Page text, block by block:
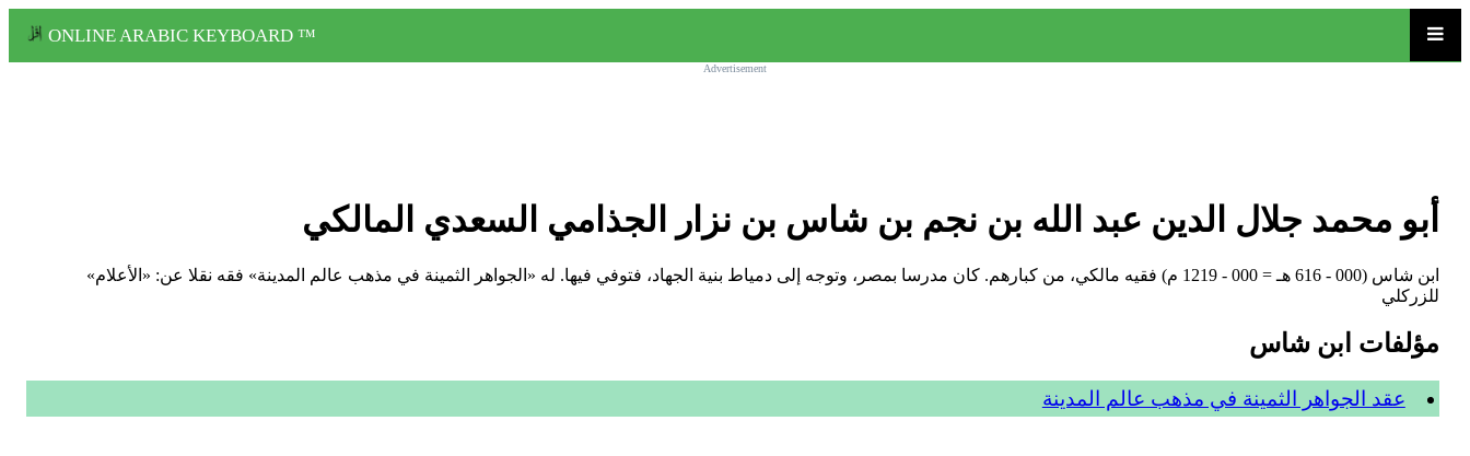
ONLINE ARABIC KEYBOARD ™
Advertisement
أبو محمد جلال الدين عبد الله بن نجم بن شاس بن نزار الجذامي السعدي المالكي
ابن شاس (000 - 616 هـ = 000 - 1219 م) فقيه مالكي، من كبارهم. كان مدرسا بمصر، وتوجه إلى دمياط بنية الجهاد، فتوفي فيها. له «الجواهر الثمينة في مذهب عالم المدينة» فقه نقلا عن: «الأعلام»
للزركلي
مؤلفات ابن شاس
عقد الجواهر الثمينة في مذهب عالم المدينة